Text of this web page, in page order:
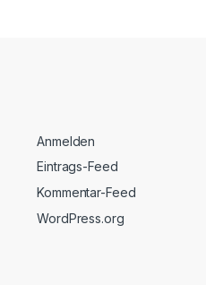
Anmelden
Eintrags-Feed
Kommentar-Feed
WordPress.org